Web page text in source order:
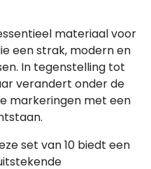
materiaal voor
een strak, modern en
In tegenstelling tot
verandert onder de
markeringen met een
set van 10 biedt een